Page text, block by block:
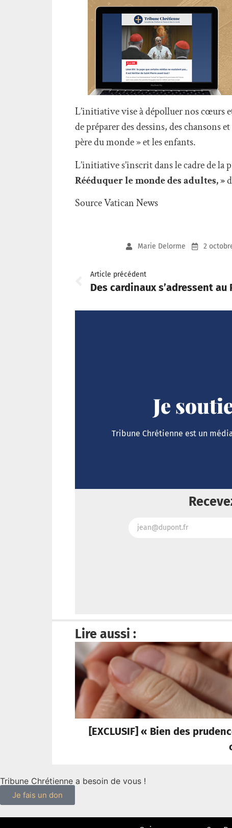
L’initiative vise à dépolluer nos cœurs
de préparer des dessins, des chansons
père du monde » et les enfants.
L’initiative s’inscrit dans le cadre de
Rééduquer le monde des adultes, »
Source Vatican News
Marie Delorme 2
Article précédent
Des cardinaux s’adressent au
Je
Tribune Chrétienne est un
Lire aussi :
[EXCLUSIF] « Bien des
Tribune Chrétienne a besoin de vous !
Je fais un don